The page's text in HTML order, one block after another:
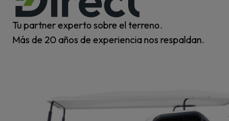
Tu partner experto sobre el terreno.
Más de 20 años de experiencia nos respaldan.